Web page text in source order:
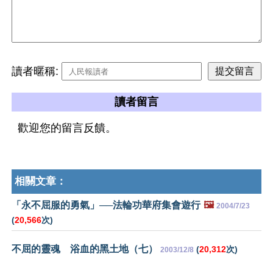
讀者暱稱:
讀者留言
歡迎您的留言反饋。
相關文章：
「永不屈服的勇氣」──法輪功華府集會遊行 🖼️ 2004/7/23
(20,566次)
不屈的靈魂 浴血的黑土地（七） 2003/12/8 (20,312次)